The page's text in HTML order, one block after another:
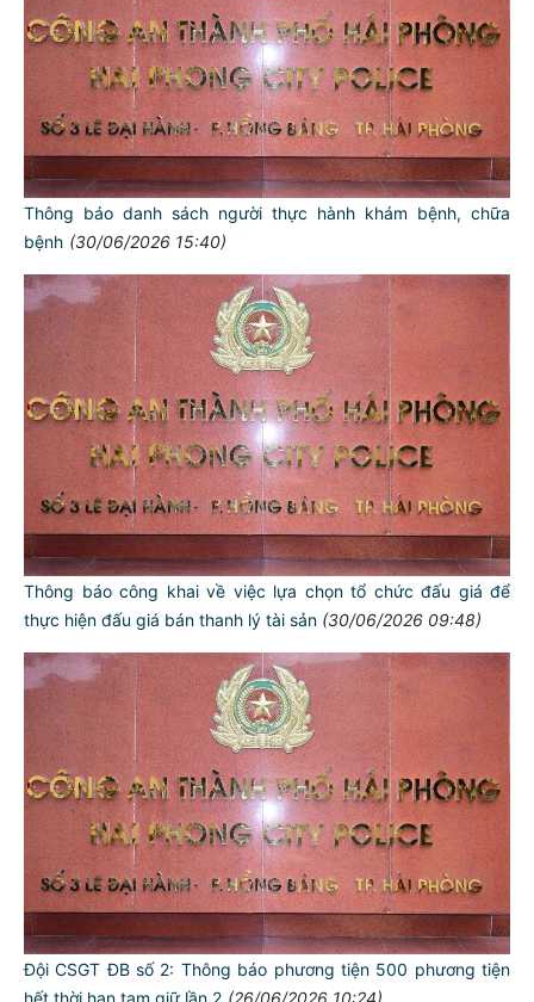
Thông báo danh sách người thực hành khám bệnh, chữa
bệnh (30/06/2026 15:40)
Thông báo công khai về việc lựa chọn tổ chức đấu giá để
thực hiện đấu giá bán thanh lý tài sản (30/06/2026 09:48)
Đội CSGT ĐB số 2: Thông báo phương tiện 500 phương tiện
hết thời hạn tạm giữ lần 2 (26/06/2026 10:24)